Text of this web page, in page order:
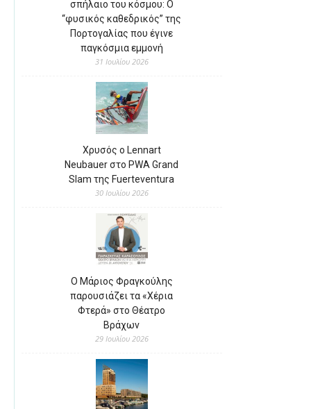
σπήλαιο του κόσμου: Ο
“φυσικός καθεδρικός” της
Πορτογαλίας που έγινε
παγκόσμια εμμονή
31 Ιουλίου 2026
Χρυσός ο Lennart
Neubauer στο PWA Grand
Slam της Fuerteventura
30 Ιουλίου 2026
Ο Μάριος Φραγκούλης
παρουσιάζει τα «Χέρια
Φτερά» στο Θέατρο
Βράχων
29 Ιουλίου 2026